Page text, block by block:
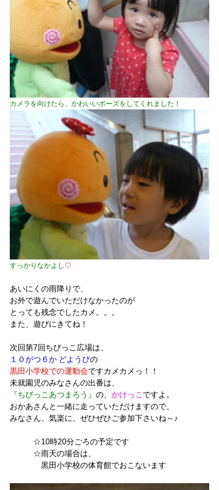
カメラを向けたら、かわいいポーズをしてくれました！
すっかりなかよし♡
あいにくの雨降りで、
お外で遊んでいただけなかったのが
とっても残念でしたカメ。。。
また、遊びにきてね！
次回第7回ちびっこ広場は、
１０がつ６か どようびの
黒田小学校での運動会ですカメカメっ！！
未就園児のみなさんの出番は、
『ちびっこあつまろう』 の、 かけっこ ですよ。
おかあさんと一緒に走っていただけますので、
みなさん、気楽に、ぜひぜひご参加下さいね～♪
☆10時20分ごろの予定です
☆雨天の場合は、
黒田小学校の体育館でおこないます